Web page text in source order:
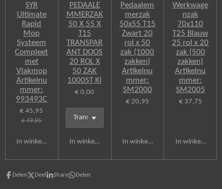
SYR
Ultimate
Rapid
Mop
Systeem
Compleet
met
Vlakmop
Artikelnu
mmer:
993493C
€ 45,95
€ 49,95
In winkelwagen
PEDAALE
MMERZAK
50 X 55 X
T15
TRANSPAR
ANT DOOS
20 ROL X
50 ZAK
1000ST Kl
€ 0,00
In winkelwagen
Pedaalem
merzak
50x55 T15
Zwart 20
rol x 50
zak (1000
zakken)
Artikelnu
mmer:
SM2000
€ 20,95
In winkelwagen
Werkwage
nzak
70x110
T25 Blauw
25 rol x 20
zak (500
zakken)
Artikelnu
mmer:
SM2005
€ 37,75
In winkelwagen
Delen Deel Share Delen